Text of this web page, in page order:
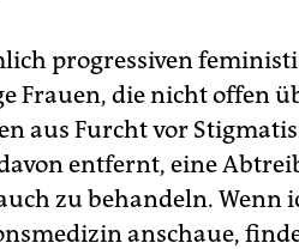
progressiven
Frauen, die nicht offen
aus Furcht vor
entfernt, eine
zu behandeln. Wenn
anschaue,